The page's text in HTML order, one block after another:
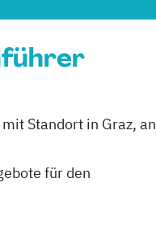
Standort in Graz, an
für den